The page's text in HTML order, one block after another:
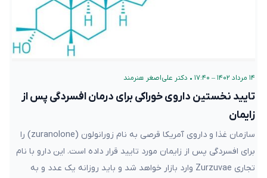
۱۴ مرداد ۱۴۰۲ – ۱۷:۴۰ • دکتر علی‌اصغر هنرمند
تایید نخستین داروی خوراکی برای درمان افسردگی پس از
زایمان
سازمان غذا و داروی آمریکا قرصی به نام زورانولون (zuranolone) را
برای افسردگی پس از زایمان مورد تایید قرار داده است. این دارو با نام
تجاری Zurzuvae وارد بازار خواهد شد و باید روزانه یک عدد و به